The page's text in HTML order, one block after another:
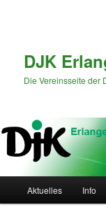
DJK
Die Vereinsseite der
Aktuelles Info